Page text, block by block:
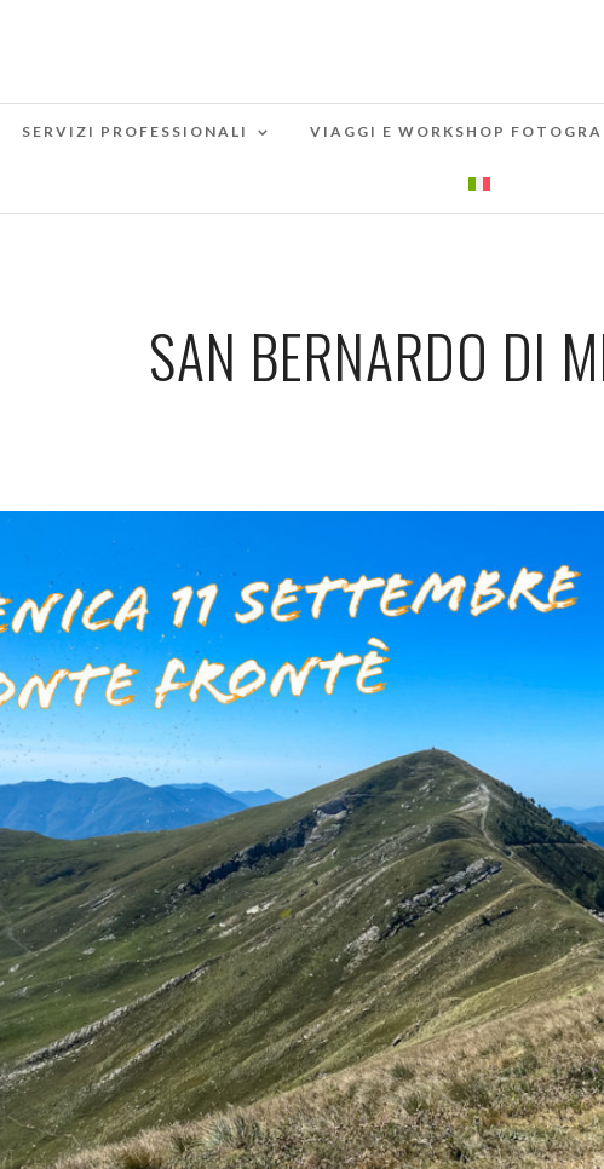
SERVIZI PROFESSIONALI VIAGGI E WORKSHOP
SAN BERNARDO DI